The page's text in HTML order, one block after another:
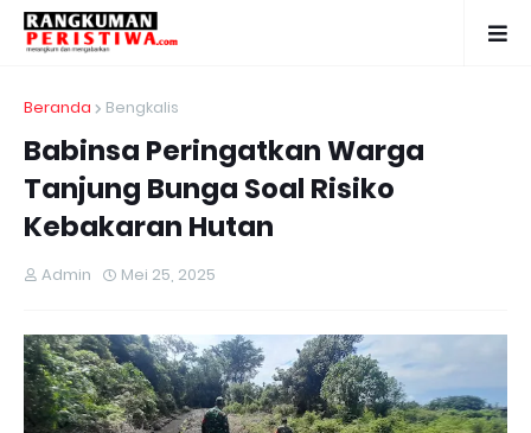
Beranda Bengkalis
Babinsa Peringatkan Warga
Tanjung Bunga Soal Risiko
Kebakaran Hutan
Admin Mei 25, 2025